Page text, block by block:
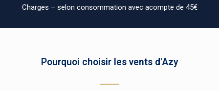
Charges – selon consommation avec acompte de 45€
Pourquoi choisir les vents d'Azy